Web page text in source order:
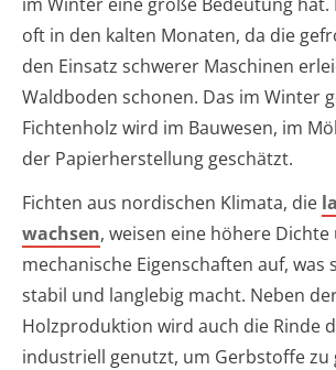
oft in den kalten Monaten, da die
den Einsatz schwerer Maschinen
Waldboden schonen. Das im Winter
Fichtenholz wird im Bauwesen, im
der Papierherstellung geschätzt.
Fichten aus nordischen Klimata, die
wachsen, weisen eine höhere
mechanische Eigenschaften auf, was
stabil und langlebig macht. Neben
Holzproduktion wird auch die Rinde
industriell genutzt, um Gerbstoffe zu